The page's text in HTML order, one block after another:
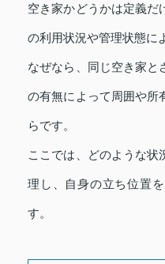
空き家かどうかは定義だ
の利用状況や管理状態に
なぜなら、同じ空き家と
の有無によって周囲や所
らです。
ここでは、どのような状
理し、自身の立ち位置
す。